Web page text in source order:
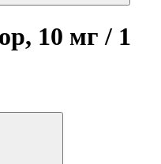
10 мг / 1